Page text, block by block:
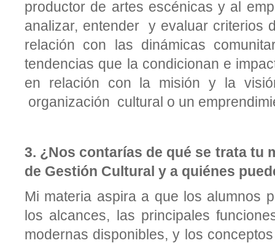
productor de artes escénicas y al
analizar, entender y evaluar criterios
relación con las dinámicas
tendencias que la condicionan e
en relación con la misión y la
organización cultural o un
3. ¿Nos contarías de qué se trata tu
de Gestión Cultural y a quiénes
Mi materia aspira a que los alumnos
los alcances, las principales
modernas disponibles, y los